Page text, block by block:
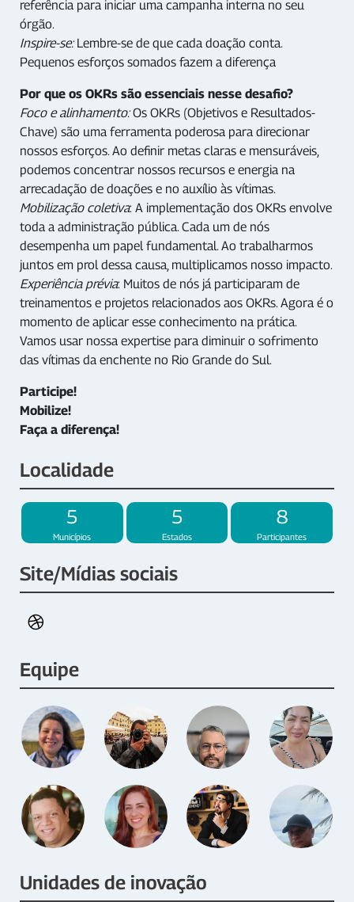
referência para iniciar uma campanha interna no seu
órgão.
Inspire-se:Lembre-se de que cada doação conta.
Pequenos esforços somados fazem a diferença
Por que os OKRs são essenciais nesse desafio?
Foco e alinhamento:Os OKRs (Objetivos e Resultados-
Chave) são uma ferramenta poderosa para direcionar
nossos esforços. Ao definir metas claras e mensuráveis,
podemos concentrar nossos recursos e energia na
arrecadação de doações e no auxílio às vítimas.
Mobilização coletiva: A implementação dos OKRs envolve
toda a administração pública. Cada um de nós
desempenha um papel fundamental. Ao trabalharmos
juntos em prol dessa causa, multiplicamos nosso impacto.
Experiência prévia: Muitos de nós já participaram de
treinamentos e projetos relacionados aos OKRs. Agora é o
momento de aplicar esse conhecimento na prática.
Vamos usar nossa expertise para diminuir o sofrimento
das vítimas da enchente no Rio Grande do Sul.
Participe!
Mobilize!
Faça a diferença!
Localidade
5
Municípios
5
Estados
8
Participantes
Site/Mídias sociais
Equipe
Unidades de inovação